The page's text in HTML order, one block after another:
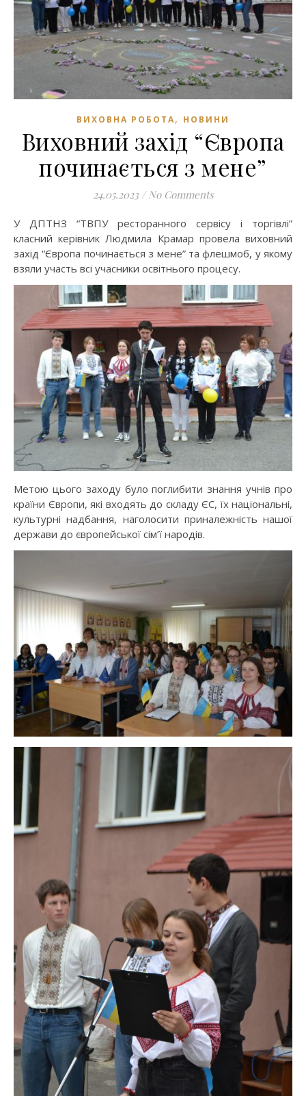
ВИХОВНА РОБОТА, НОВИНИ
Виховний захід “Європа
починається з мене”
24.05.2023 / No Comments
У ДПТНЗ “ТВПУ ресторанного сервісу і торгівлі”
класний керівник Людмила Крамар провела виховний
захід “Європа починається з мене” та флешмоб, у якому
взяли участь всі учасники освітнього процесу.
Метою цього заходу було поглибити знання учнів про
країни Європи, які входять до складу ЄС, їх національні,
культурні надбання, наголосити приналежність нашої
держави до європейської сім’ї народів.